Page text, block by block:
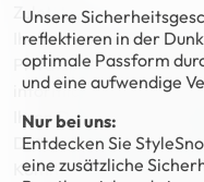
Zuletzt geändert am
Ihr Interesse an
Privatsphäre ist für
informieren wir Sie
Ihren Daten. Wir weisen
Datenübertragung im
Kommunikation per E-
Unsere
reflektieren in der
optimale Passform
und eine aufwendige
Nur bei uns:
Entdecken Sie
eine zusätzliche